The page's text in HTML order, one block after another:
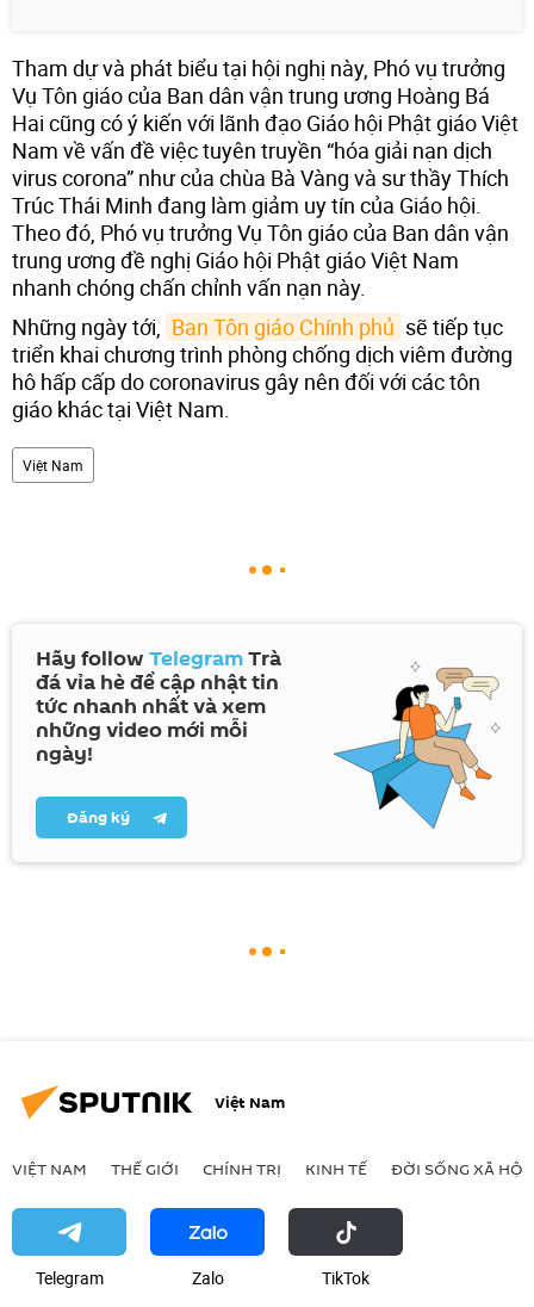
Tham dự và phát biểu tại hội nghị này, Phó vụ trưởng
Vụ Tôn giáo của Ban dân vận trung ương Hoàng Bá
Hai cũng có ý kiến với lãnh đạo Giáo hội Phật giáo Việt
Nam về vấn đề việc tuyên truyền “hóa giải nạn dịch
virus corona” như của chùa Bà Vàng và sư thầy Thích
Trúc Thái Minh đang làm giảm uy tín của Giáo hội.
Theo đó, Phó vụ trưởng Vụ Tôn giáo của Ban dân vận
trung ương đề nghị Giáo hội Phật giáo Việt Nam
nhanh chóng chấn chỉnh vấn nạn này.
Những ngày tới, Ban Tôn giáo Chính phủ sẽ tiếp tục
triển khai chương trình phòng chống dịch viêm đường
hô hấp cấp do coronavirus gây nên đối với các tôn
giáo khác tại Việt Nam.
Việt Nam
Hãy follow TelegramTrà
đá vỉa hè để cập nhật tin
tức nhanh nhất và xem
những video mới mỗi
ngày!
Đăng ký
Việt Nam
VIỆT NAM THẾ GIỚI CHÍNH TRỊ KINH TẾ ĐỜI SỐNG XÃ HỘI
Telegram Zalo ТikТоk